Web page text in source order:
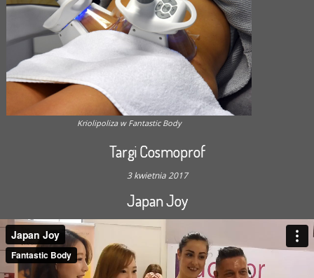
Kriolipoliza w Fantastic Body
Targi Cosmoprof
3 kwietnia 2017
Japan Joy